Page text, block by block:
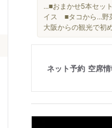
...■おまかせ5本セ
イス ■タコから...野
大阪からの観光で初
ネット予約 空席